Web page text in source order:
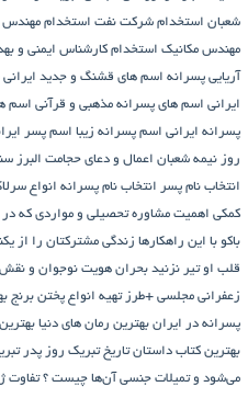
شعبان استخدام شرکت نفت استخدام مهندس
مهندس مکانیک استخدام کارشناس ایمنی و
آریایی پسرانه اسم های قشنگ و جدید ایرانی
ایرانی اسم های پسرانه مذهبی و قرآنی اسم
پسرانه ایرانی اسم پسرانه زیبا اسم پسر
روز نیمه شعبان اعمال و دعای حجامت البرز
انتخاب نام پسر انتخاب نام پسرانه انواع
کمکی اهمیت مشاوره تحصیلی و مواردی که در
باکو با این راهکارها زندگی مشترکتان را از
قلب او تیر نزنید بحران هویت نوجوان و نقش
زعفرانی مجلسی +طرز تهیه انواع پختن برنج
پسرانه در ایران بهترین رمان های دنیا
بهترین کتاب داستان تاریخ تبریک روز پدر
می‌شود و تمیلات جنسی آن‌ها چیست ؟ تفاوت